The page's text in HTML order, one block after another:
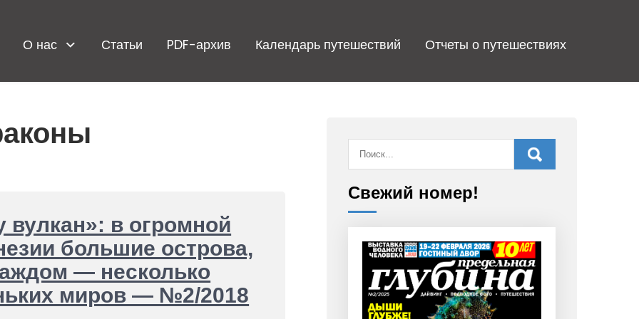
О нас Статьи PDF-архив Календарь путешествий Отчеты о путешествиях
вулкан»: в огромной
большие острова,
— несколько
миров — №2/2018
Свежий номер!